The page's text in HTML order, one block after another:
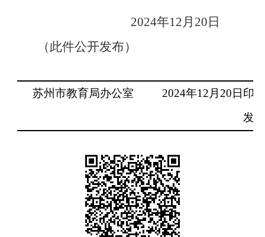
2024年12月 20 日
（此件公开发布）
苏州市教育局办公室 2024年12月 20 日印
发